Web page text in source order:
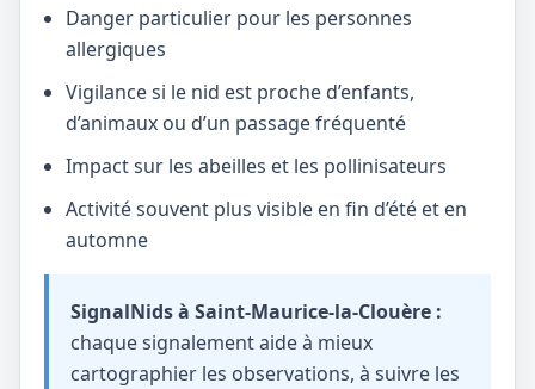
Danger particulier pour les personnes
allergiques
Vigilance si le nid est proche d’enfants,
d’animaux ou d’un passage fréquenté
Impact sur les abeilles et les pollinisateurs
Activité souvent plus visible en fin d’été et en
automne
SignalNids à Saint-Maurice-la-Clouère :
chaque signalement aide à mieux
cartographier les observations, à suivre les